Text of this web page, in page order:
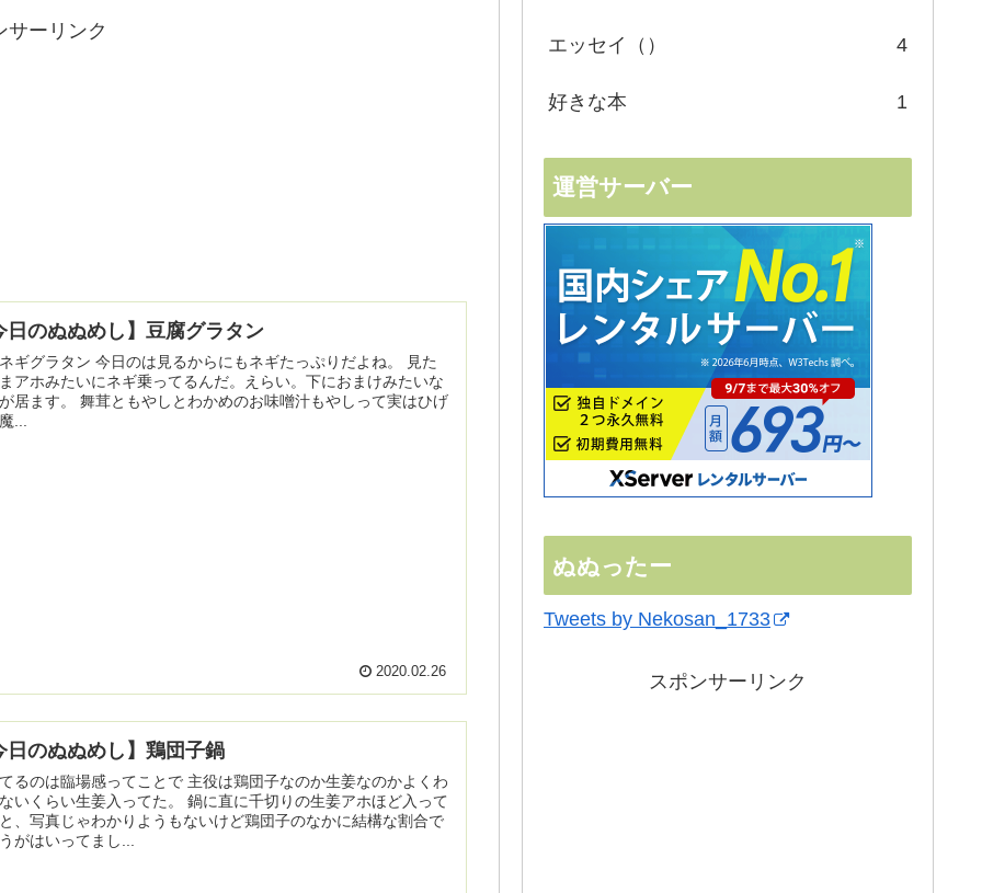
サーリンク
日のぬぬめし】豆腐グラタン
ギグラタン 今日のは見るからにもネギたっぷりだよね。 見た
アホみたいにネギ乗ってるんだ。えらい。下におまけみたいな
居ます。 舞茸ともやしとわかめのお味噌汁もやしって実はひげ
...
2020.02.26
日のぬぬめし】鶏団子鍋
るのは臨場感ってことで 主役は鶏団子なのか生姜なのかよくわ
いくらい生姜入ってた。 鍋に直に千切りの生姜アホほど入って
、写真じゃわかりようもないけど鶏団子のなかに結構な割合で
がはいってまし...
エッセイ（） 4
好きな本 1
運営サーバー
ぬぬったー
Tweets by Nekosan_1733
スポンサーリンク